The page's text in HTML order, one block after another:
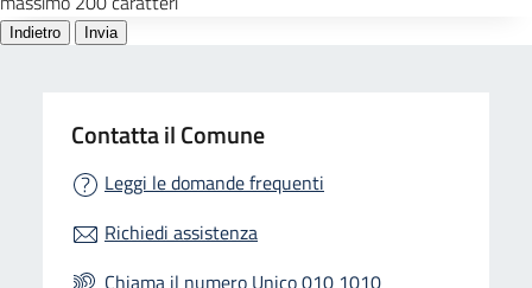
Contatta il Comune
Leggi le domande frequenti
Richiedi assistenza